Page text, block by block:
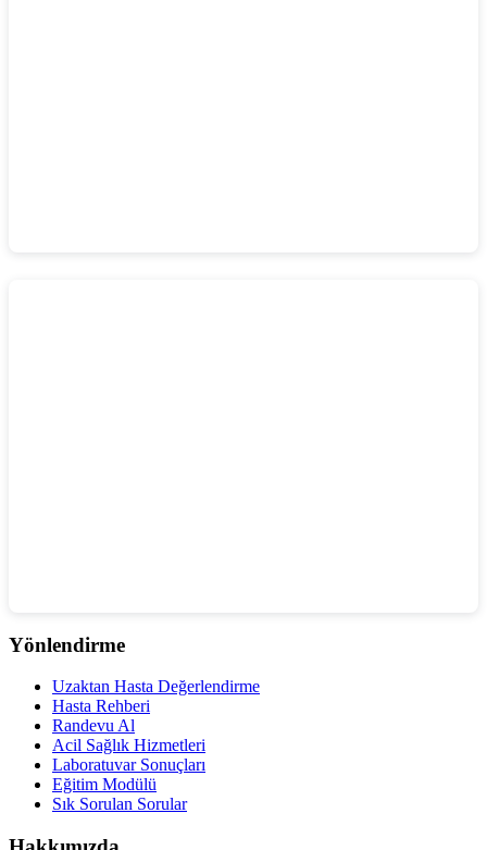
Yönlendirme
Uzaktan Hasta Değerlendirme
Hasta Rehberi
Randevu Al
Acil Sağlık Hizmetleri
Laboratuvar Sonuçları
Eğitim Modülü
Sık Sorulan Sorular